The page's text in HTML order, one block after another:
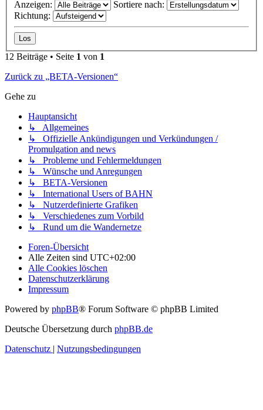
Anzeigen:
Sortiere nach:
Richtung:
12 Beiträge • Seite 1 von 1
Zurück zu „BETA-Versionen“
Gehe zu
Hauptansicht
↳ Allgemeines
↳ Offizielle Ankündigungen und Verkündungen /
Promulgation and news
↳ Probleme und Fehlermeldungen
↳ Wünsche und Anregungen
↳ BETA-Versionen
↳ International Users of BAHN
↳ Nutzerdefinierte Grafiken
↳ Verschiedenes zum Vorbild
↳ Rund um die Wandernetze
Foren-Übersicht
Alle Zeiten sind UTC+02:00
Alle Cookies löschen
Datenschutzerklärung
Impressum
Powered by phpBB® Forum Software © phpBB Limited
Deutsche Übersetzung durch phpBB.de
Datenschutz | Nutzungsbedingungen